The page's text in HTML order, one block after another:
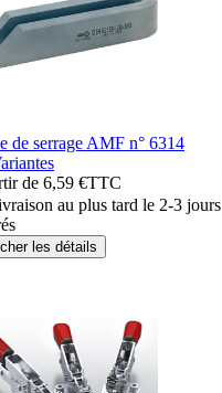
de serrage AMF n° 6314
de 6,59 €TTC
au plus tard le 2-3 jours
les détails